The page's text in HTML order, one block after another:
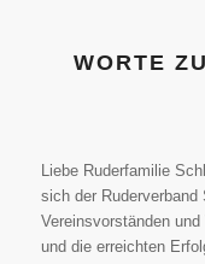
WORTE
Liebe Ruderfamilie
sich der
Vereinsvorständen
und die erreichten